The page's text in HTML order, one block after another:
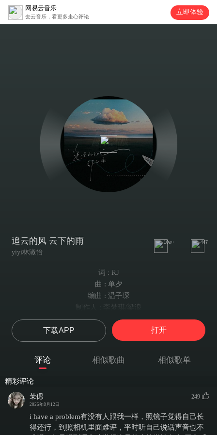
网易云音乐
去云音乐，看更多走心评论
立即体验
追云的风 云下的雨
yiyi林淑怡
10w+ 447
词 : RJ
曲 : 单夕
编曲 : 温子琛
制作人 : 李梦琪/梁浪
和声 : 书念
混音 : 姜冉
监制 : 侯小鑫_Ashton
你是追云的风我是云下的雨
眼中的泪太不争气变质的爱不讲道理
遗憾落在炙热的掌心留不住你
下载APP 打开
评论 相似歌曲 相似歌单
精彩评论
茉偲
2025年8月12日
249
i have a problem有没有人跟我一样，照镜子觉得自己长
得还行，到照相机里面难评，平时听自己说话声音也不